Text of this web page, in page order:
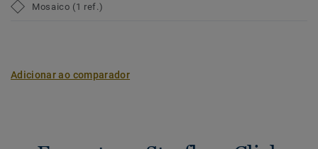
Mosaico (1 ref.)
Adicionar ao comparador